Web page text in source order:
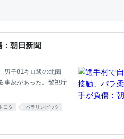
朝日新聞
男子81キロ級の北薗
事故があった。警視庁
トヨタ パラリンピック